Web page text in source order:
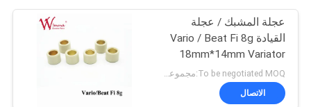
عجلة المشبك / عجلة
القيادة Vario / Beat Fi 8g
18mm*14mm Variator
المطاط والسبائك
To be negotiated MOQ:مجموعات 500
الاتصال